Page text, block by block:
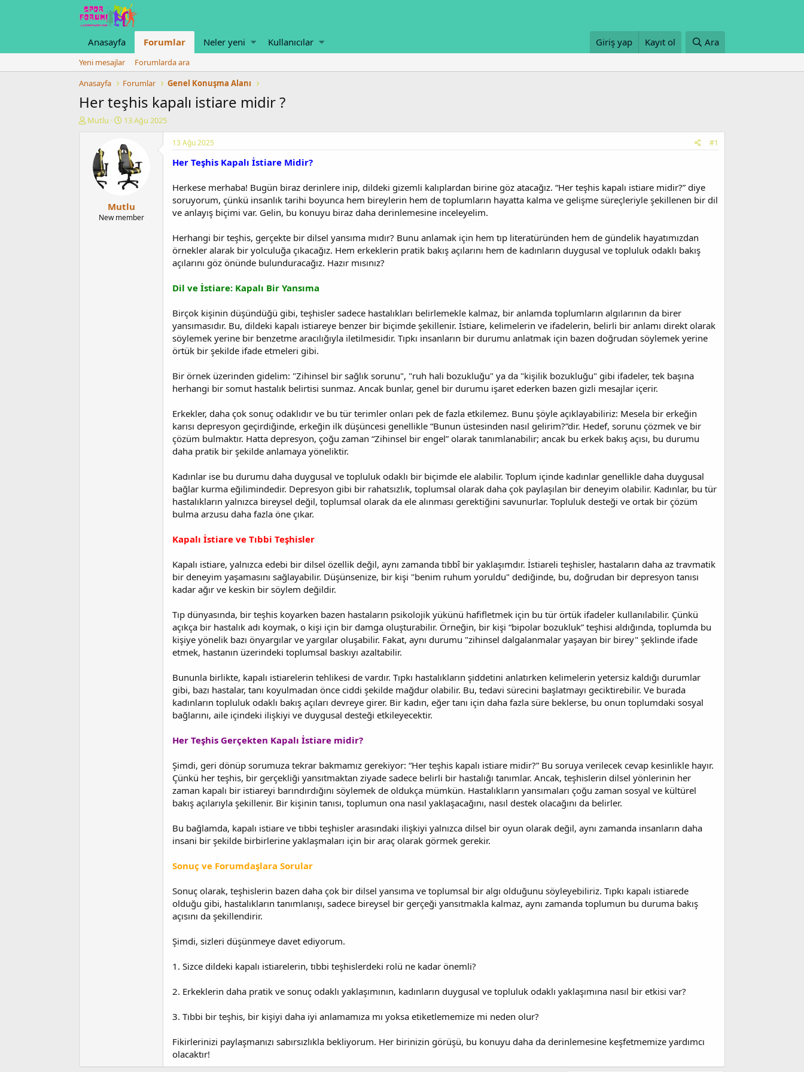
Anasayfa Forumlar Neler yeni Kullanıcılar Giriş yap Kayıt ol Ara
Yeni mesajlar
Forumlarda ara
Anasayfa
Forumlar Genel Konuşma Alanı
Her teşhis kapalı istiare midir ?
K
Mutlu
B
l
a
n
g
ç
t
13 Ağu 2025
Mutlu
New member
13 Ağu 2025 #1
Her Teşhis Kapalı İstiare Midir?
Herkese merhaba! Bugün biraz derinlere inip, dildeki gizemli kalıplardan birine göz atacağız. “Her teşhis kapalı istiare midir?” diye
soruyorum, çünkü insanlık tarihi boyunca hem bireylerin hem de toplumların hayatta kalma ve gelişme süreçleriyle şekillenen bir dil
ve anlayış biçimi var. Gelin, bu konuyu biraz daha derinlemesine inceleyelim.
Herhangi bir teşhis, gerçekte bir dilsel yansıma mıdır? Bunu anlamak için hem tıp literatüründen hem de gündelik hayatımızdan
örnekler alarak bir yolculuğa çıkacağız. Hem erkeklerin pratik bakış açılarını hem de kadınların duygusal ve topluluk odaklı bakış
açılarını göz önünde bulunduracağız. Hazır mısınız?
Dil ve İstiare: Kapalı Bir Yansıma
Birçok kişinin düşündüğü gibi, teşhisler sadece hastalıkları belirlemekle kalmaz, bir anlamda toplumların algılarının da birer
yansımasıdır. Bu, dildeki kapalı istiareye benzer bir biçimde şekillenir. İstiare, kelimelerin ve ifadelerin, belirli bir anlamı direkt olarak
söylemek yerine bir benzetme aracılığıyla iletilmesidir. Tıpkı insanların bir durumu anlatmak için bazen doğrudan söylemek yerine
örtük bir şekilde ifade etmeleri gibi.
Bir örnek üzerinden gidelim: "Zihinsel bir sağlık sorunu", "ruh hali bozukluğu" ya da "kişilik bozukluğu" gibi ifadeler, tek başına
herhangi bir somut hastalık belirtisi sunmaz. Ancak bunlar, genel bir durumu işaret ederken bazen gizli mesajlar içerir.
Erkekler, daha çok sonuç odaklıdır ve bu tür terimler onları pek de fazla etkilemez. Bunu şöyle açıklayabiliriz: Mesela bir erkeğin
karısı depresyon geçirdiğinde, erkeğin ilk düşüncesi genellikle “Bunun üstesinden nasıl gelirim?”dir. Hedef, sorunu çözmek ve bir
çözüm bulmaktır. Hatta depresyon, çoğu zaman “Zihinsel bir engel” olarak tanımlanabilir; ancak bu erkek bakış açısı, bu durumu
daha pratik bir şekilde anlamaya yöneliktir.
Kadınlar ise bu durumu daha duygusal ve topluluk odaklı bir biçimde ele alabilir. Toplum içinde kadınlar genellikle daha duygusal
bağlar kurma eğilimindedir. Depresyon gibi bir rahatsızlık, toplumsal olarak daha çok paylaşılan bir deneyim olabilir. Kadınlar, bu tür
hastalıkların yalnızca bireysel değil, toplumsal olarak da ele alınması gerektiğini savunurlar. Topluluk desteği ve ortak bir çözüm
bulma arzusu daha fazla öne çıkar.
Kapalı İstiare ve Tıbbi Teşhisler
Kapalı istiare, yalnızca edebi bir dilsel özellik değil, aynı zamanda tıbbî bir yaklaşımdır. İstiareli teşhisler, hastaların daha az travmatik
bir deneyim yaşamasını sağlayabilir. Düşünsenize, bir kişi "benim ruhum yoruldu" dediğinde, bu, doğrudan bir depresyon tanısı
kadar ağır ve keskin bir söylem değildir.
Tıp dünyasında, bir teşhis koyarken bazen hastaların psikolojik yükünü hafifletmek için bu tür örtük ifadeler kullanılabilir. Çünkü
açıkça bir hastalık adı koymak, o kişi için bir damga oluşturabilir. Örneğin, bir kişi “bipolar bozukluk” teşhisi aldığında, toplumda bu
kişiye yönelik bazı önyargılar ve yargılar oluşabilir. Fakat, aynı durumu "zihinsel dalgalanmalar yaşayan bir birey" şeklinde ifade
etmek, hastanın üzerindeki toplumsal baskıyı azaltabilir.
Bununla birlikte, kapalı istiarelerin tehlikesi de vardır. Tıpkı hastalıkların şiddetini anlatırken kelimelerin yetersiz kaldığı durumlar
gibi, bazı hastalar, tanı koyulmadan önce ciddi şekilde mağdur olabilir. Bu, tedavi sürecini başlatmayı geciktirebilir. Ve burada
kadınların topluluk odaklı bakış açıları devreye girer. Bir kadın, eğer tanı için daha fazla süre beklerse, bu onun toplumdaki sosyal
bağlarını, aile içindeki ilişkiyi ve duygusal desteği etkileyecektir.
Her Teşhis Gerçekten Kapalı İstiare midir?
Şimdi, geri dönüp sorumuza tekrar bakmamız gerekiyor: “Her teşhis kapalı istiare midir?” Bu soruya verilecek cevap kesinlikle hayır.
Çünkü her teşhis, bir gerçekliği yansıtmaktan ziyade sadece belirli bir hastalığı tanımlar. Ancak, teşhislerin dilsel yönlerinin her
zaman kapalı bir istiareyi barındırdığını söylemek de oldukça mümkün. Hastalıkların yansımaları çoğu zaman sosyal ve kültürel
bakış açılarıyla şekillenir. Bir kişinin tanısı, toplumun ona nasıl yaklaşacağını, nasıl destek olacağını da belirler.
Bu bağlamda, kapalı istiare ve tıbbi teşhisler arasındaki ilişkiyi yalnızca dilsel bir oyun olarak değil, aynı zamanda insanların daha
insani bir şekilde birbirlerine yaklaşmaları için bir araç olarak görmek gerekir.
Sonuç ve Forumdaşlara Sorular
Sonuç olarak, teşhislerin bazen daha çok bir dilsel yansıma ve toplumsal bir algı olduğunu söyleyebiliriz. Tıpkı kapalı istiarede
olduğu gibi, hastalıkların tanımlanışı, sadece bireysel bir gerçeği yansıtmakla kalmaz, aynı zamanda toplumun bu duruma bakış
açısını da şekillendirir.
Şimdi, sizleri düşünmeye davet ediyorum.
1. Sizce dildeki kapalı istiarelerin, tıbbi teşhislerdeki rolü ne kadar önemli?
2. Erkeklerin daha pratik ve sonuç odaklı yaklaşımının, kadınların duygusal ve topluluk odaklı yaklaşımına nasıl bir etkisi var?
3. Tıbbi bir teşhis, bir kişiyi daha iyi anlamamıza mı yoksa etiketlememize mi neden olur?
Fikirlerinizi paylaşmanızı sabırsızlıkla bekliyorum. Her birinizin görüşü, bu konuyu daha da derinlemesine keşfetmemize yardımcı
olacaktır!